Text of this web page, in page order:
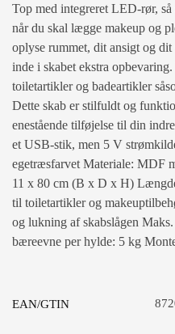
Top med integreret LED-rør,
når du skal lægge makeup og
oplyse rummet, dit ansigt og
inde i skabet ekstra
toiletartikler og badeartikler
Dette skab er stilfuldt og
enestående tilføjelse til din
et USB-stik, men 5 V
egetræsfarvet Materiale: MDF
11 x 80 cm (B x D x H)
til toiletartikler og
og lukning af skabslågen
bæreevne per hylde: 5 kg
EAN/GTIN